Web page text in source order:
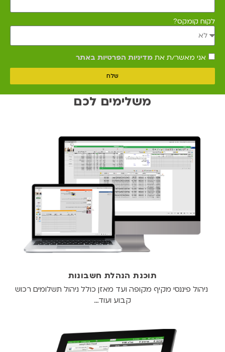
לקוח קומקס?
אני מאשר/ת את מדיניות הפרטיות באתר
שלח
משלימים לכם
תוכנת הנהלת חשבונות
ניהול פיננסי מקיף מקופה ועד מאזן כולל ניהול תשלומים רכוש
קבוע ועוד…